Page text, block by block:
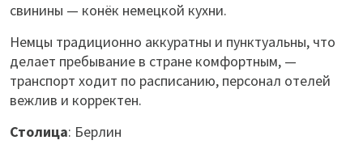
свинины — конёк немецкой кухни.
Немцы традиционно аккуратны и пунктуальны, что
делает пребывание в стране комфортным, —
транспорт ходит по расписанию, персонал отелей
вежлив и корректен.
Столица: Берлин